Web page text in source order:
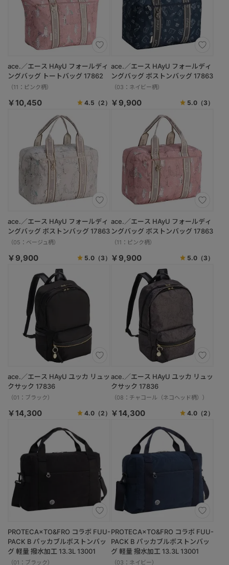
ace.／エース HAyU フォールディ
ングバッグ トートバッグ 17862
（11：ピンク柄）
￥10,450 4.5 （2）
ace.／エース HAyU フォールディ
ングバッグ ボストンバッグ 17863
（03：ネイビー柄）
￥9,900 5.0 （3）
ace.／エース HAyU フォールディ
ングバッグ ボストンバッグ 17863
（05：ベージュ柄）
￥9,900 5.0（3）
ace.／エース HAyU フォールディ
ングバッグ ボストンバッグ 17863
（11：ピンク柄）
￥9,900 5.0 （3）
ace.／エース HAyU ユッカ リュッ
クサック 17836
（01：ブラック）
￥14,300 4.0（2）
ace.／エース HAyU ユッカ リュッ
クサック 17836
（08：チャコール（ネコヘッド柄））
￥14,300 4.0 （2）
PROTECA×TO&FRO コラボ FUU-
PACK B パッカブルボストンバッ
グ 軽量 撥水加工 13.3L 13001
（01：ブラック）
PROTECA×TO&FRO コラボ FUU-
PACK B パッカブルボストンバッ
グ 軽量 撥水加工 13.3L 13001
（03：ネイビー）